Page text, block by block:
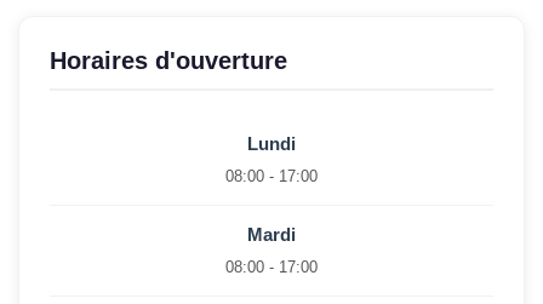
Horaires d'ouverture
Lundi
08:00 - 17:00
Mardi
08:00 - 17:00